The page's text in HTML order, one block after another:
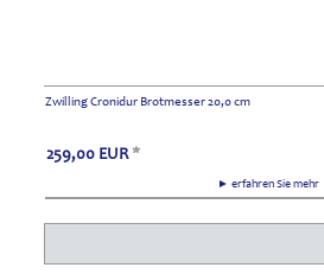
Zwilling Cronidur Brotmesser 20,0 cm
► erfahren Sie
259,00 EUR *